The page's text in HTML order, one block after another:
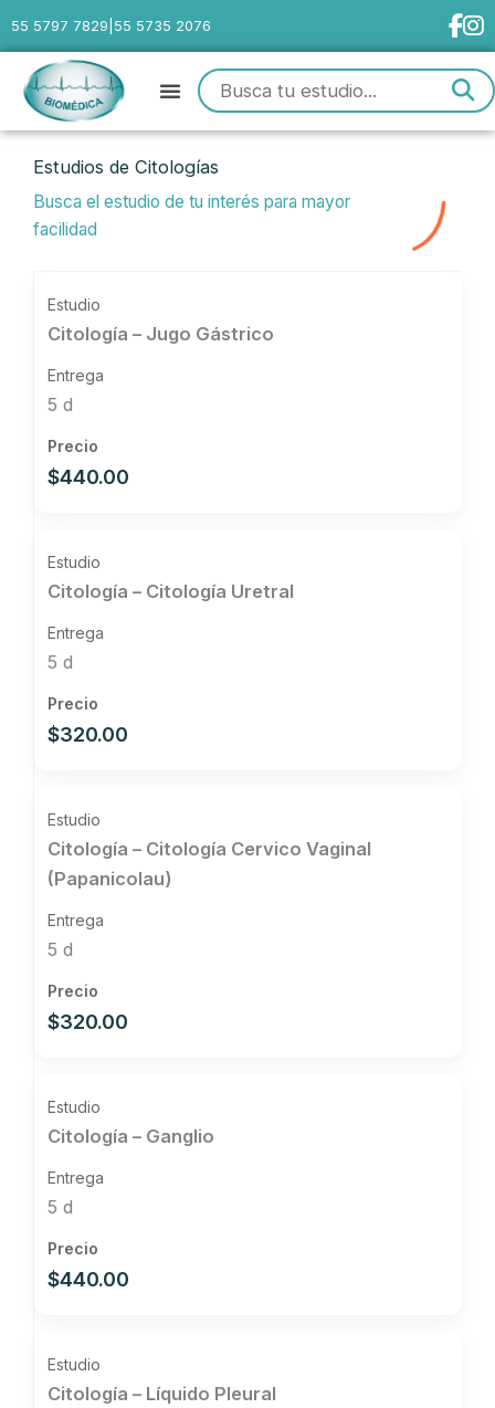
al
contenido
55 5797 7829 55 5735 2076
Menu
Estudios de Citologías
Busca el estudio de tu interés para mayor
facilidad
Citología – Jugo Gástrico
5 d
$440.00
Citología – Citología Uretral
5 d
$320.00
Citología – Citología Cervico Vaginal
(Papanicolau)
5 d
$320.00
Citología – Ganglio
5 d
$440.00
Citología – Líquido Pleural